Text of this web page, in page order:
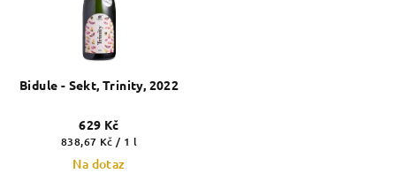
Bidule - Sekt, Trinity, 2022
629 Kč
Měrná
cena:
838,67 Kč / 1 l
Na dotaz